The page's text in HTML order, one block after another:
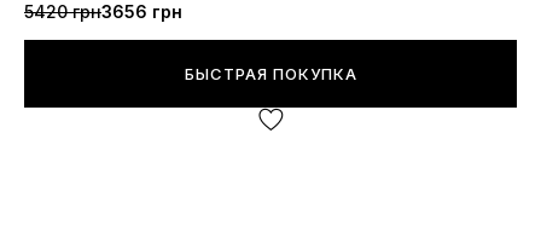
5420 грн3656 грн
БЫСТРАЯ ПОКУПКА